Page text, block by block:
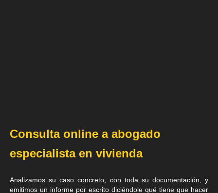
Consulta online a abogado
especialista en vivienda
Analizamos su caso concreto, con toda su documentación, y
emitimos un informe por escrito diciéndole qué tiene que hacer